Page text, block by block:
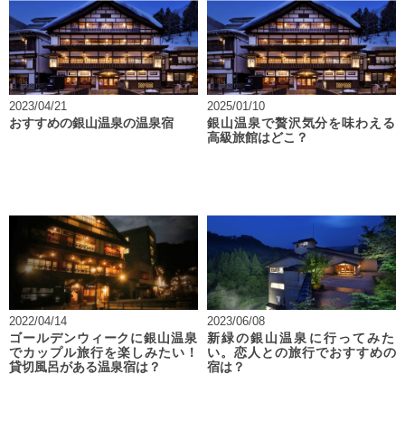
2023/04/21
おすすめの銀山温泉の温泉宿
2025/01/10
銀山温泉で贅沢気分を味わえる
高級旅館はどこ？
2022/04/14
ゴールデンウィークに銀山温泉
でカップル旅行を楽しみたい！
貸切風呂がある温泉宿は？
2023/06/08
新緑の銀山温泉に行ってみた
い。恋人との旅行でおすすめの
宿は？